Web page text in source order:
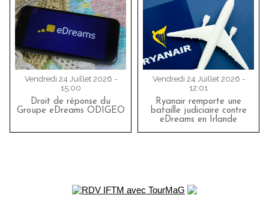
Vendredi 24 Juillet 2026 -
15:00
Droit de réponse du
Groupe eDreams ODIGEO
Vendredi 24 Juillet 2026 -
12:01
Ryanair remporte une
bataille judiciaire contre
eDreams en Irlande